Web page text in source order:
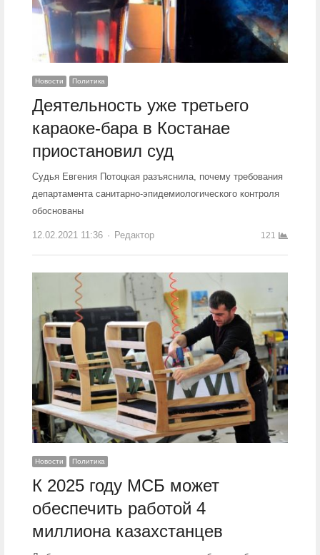
Новости Политика
Деятельность уже третьего
караоке-бара в Костанае
приостановил суд
Судья Евгения Потоцкая разъяснила, почему требования
департамента санитарно-эпидемиологического контроля
обоснованы
12.02.2021 11:36 Author
Редактор 121
Новости Политика
К 2025 году МСБ может
обеспечить работой 4
миллиона казахстанцев